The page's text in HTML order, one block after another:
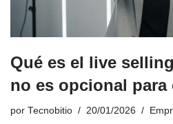
Qué es el live
no es opcional para
por Tecnobitio 20/01/2026